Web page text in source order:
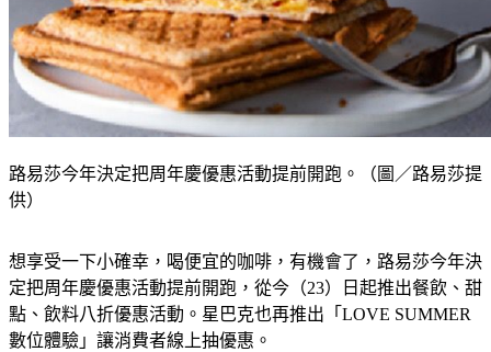
路易莎今年決定把周年慶優惠活動提前開跑。（圖／路易莎提
供）
想享受一下小確幸，喝便宜的咖啡，有機會了，路易莎今年決
定把周年慶優惠活動提前開跑，從今（23）日起推出餐飲、甜
點、飲料八折優惠活動。星巴克也再推出「LOVE SUMMER
數位體驗」讓消費者線上抽優惠。